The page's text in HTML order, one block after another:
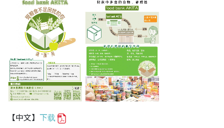
【中文】 下载